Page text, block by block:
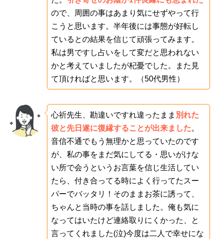
ので、周囲の事はあまり気にせずやって行
こうと思います。半年後には事態が好転し
ているとの結果を信じて頑張ってみます。
私は男ですし占いをして変だと思われない
かと考えていましたが杞憂でした。また見
て頂ければと思います。（50代男性）
心祈先生、勘違いですれ違ったまま 別れた
彼と先日遂に復縁することが出来ました。
音信不通でもう無理かと思っていたのです
が、私の事をまだ気にしてる・思いがけな
い所で会うというお言葉を信じ生活してい
たら、付き合ってる時によく行ってたスー
パーでバッタリ！そのままお茶に誘って、
ちゃんと当時の事を話しました。俺も気に
なってはいたけど連絡取りにくかった、と
言ってくれました(泣)今度は二人で幸せにな